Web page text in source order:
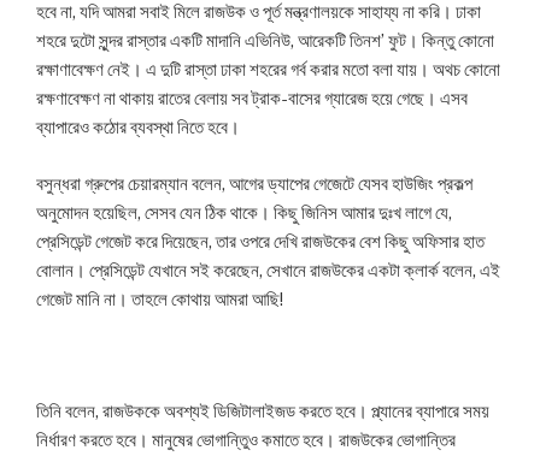
হবে না, যদি আমরা সবাই মিলে রাজউক ও পূর্ত মন্ত্রণালয়কে সাহায্য না করি। ঢাকা
শহরে দুটো সুন্দর রাস্তার একটি মাদানি এভিনিউ, আরেকটি তিনশ’ ফুট। কিন্তু কোনো
রক্ষাণাবেক্ষণ নেই। এ দুটি রাস্তা ঢাকা শহরের গর্ব করার মতো বলা যায়। অথচ কোনো
রক্ষণাবেক্ষণ না থাকায় রাতের বেলায় সব ট্রাক-বাসের গ্যারেজ হয়ে গেছে। এসব
ব্যাপারেও কঠোর ব্যবস্থা নিতে হবে।
বসুন্ধরা গ্রুপের চেয়ারম্যান বলেন, আগের ড্যাপের গেজেটে যেসব হাউজিং প্রকল্প
অনুমোদন হয়েছিল, সেসব যেন ঠিক থাকে। কিছু জিনিস আমার দুঃখ লাগে যে,
প্রেসিডেন্ট গেজেট করে দিয়েছেন, তার ওপরে দেখি রাজউকের বেশ কিছু অফিসার হাত
বোলান। প্রেসিডেন্ট যেখানে সই করেছেন, সেখানে রাজউকের একটা ক্লার্ক বলেন, এই
গেজেট মানি না। তাহলে কোথায় আমরা আছি!
তিনি বলেন, রাজউককে অবশ্যই ডিজিটালাইজড করতে হবে। প্ল্যানের ব্যাপারে সময়
নির্ধারণ করতে হবে। মানুষের ভোগান্তিুও কমাতে হবে। রাজউকের ভোগান্তির